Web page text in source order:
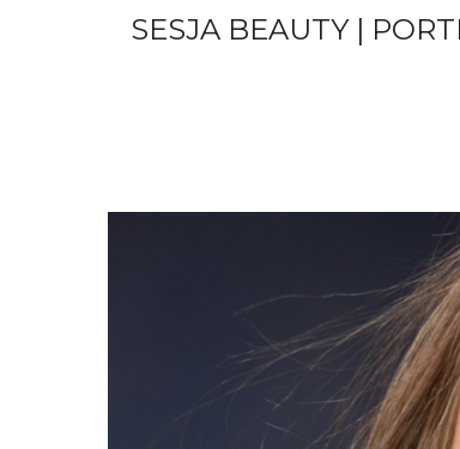
SESJA BEAUTY |